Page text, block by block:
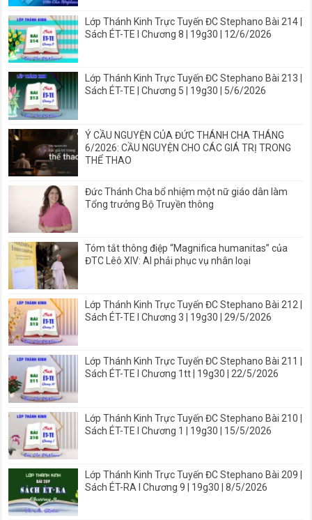
Lớp Thánh Kinh Trực Tuyến ĐC Stephano Bài 214 |
Sách ÉT-TE I Chương 8 | 19g30 | 12/6/2026
Lớp Thánh Kinh Trực Tuyến ĐC Stephano Bài 213 |
Sách ÉT-TE | Chương 5 | 19g30 | 5/6/2026
Ý CẦU NGUYỆN CỦA ĐỨC THÁNH CHA THÁNG
6/2026: CẦU NGUYỆN CHO CÁC GIÁ TRỊ TRONG
THỂ THAO
Đức Thánh Cha bổ nhiệm một nữ giáo dân làm
Tổng trưởng Bộ Truyền thông
Tóm tắt thông điệp “Magnifica humanitas” của
ĐTC Lêô XIV: AI phải phục vụ nhân loại
Lớp Thánh Kinh Trực Tuyến ĐC Stephano Bài 212 |
Sách ÉT-TE I Chương 3 | 19g30 | 29/5/2026
Lớp Thánh Kinh Trực Tuyến ĐC Stephano Bài 211 |
Sách ÉT-TE I Chương 1tt | 19g30 | 22/5/2026
Lớp Thánh Kinh Trực Tuyến ĐC Stephano Bài 210 |
Sách ÉT-TE I Chương 1 | 19g30 | 15/5/2026
Lớp Thánh Kinh Trực Tuyến ĐC Stephano Bài 209 |
Sách ÉT-RA I Chương 9 | 19g30 | 8/5/2026